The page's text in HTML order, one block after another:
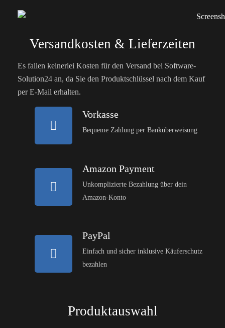
Versandkosten & Lieferzeiten
Es fallen keinerlei Kosten für den Versand bei Software-
Solution24 an, da Sie den Produktschlüssel nach dem Kauf
per E-Mail erhalten.
Vorkasse
Bequeme Zahlung per Banküberweisung
Amazon Payment
Unkomplizierte Bezahlung über dein
Amazon-Konto
PayPal
Einfach und sicher inklusive Käuferschutz
bezahlen
Produktauswahl